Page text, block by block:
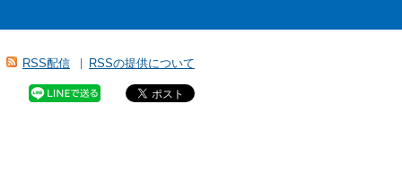
RSS配信 RSSの提供について